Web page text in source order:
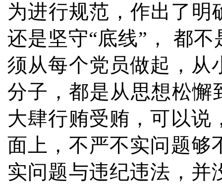
为进行规范，作出了明
还是坚守“底线”， 都
须从每个党员做起，从
分子，都是从思想松懈
大肆行贿受贿，可以说
面上，不严不实问题够
实问题与违纪违法，并